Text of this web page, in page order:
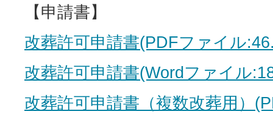
【申請書】
改葬許可申請書(PDFファイル
改葬許可申請書(Wordファイル
改葬許可申請書（複数改葬用）